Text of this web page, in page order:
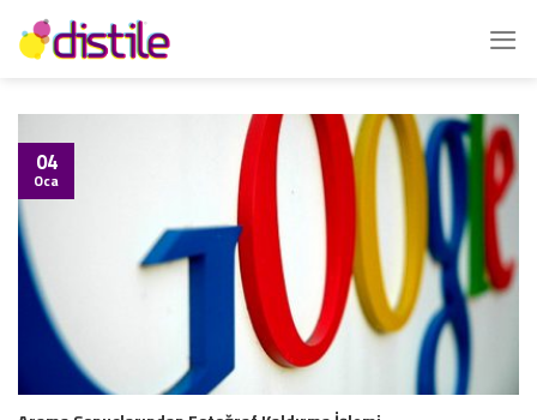
İçeriğe
atla
04
Oca